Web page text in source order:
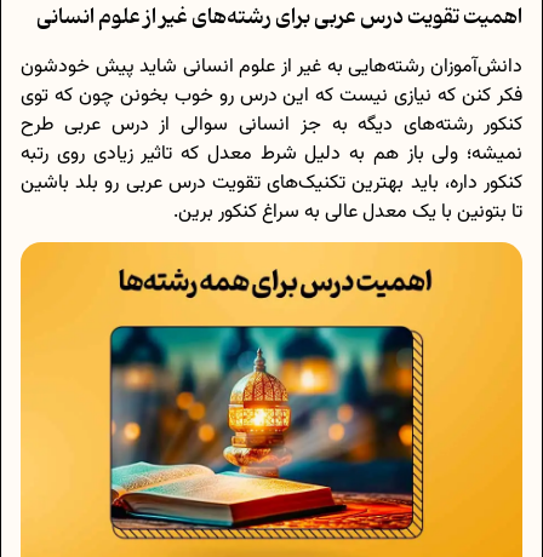
اهمیت تقویت درس عربی برای رشته‌های غیر از علوم انسانی
دانش‌آموز‌ان رشته‌هایی به غیر از علوم انسانی شاید پیش خودشون
فکر کنن که نیازی نیست که این درس رو خوب بخونن چون که توی
کنکور رشته‌های دیگه به جز انسانی سوالی از درس عربی طرح
نمیشه؛ ولی باز هم به دلیل شرط معدل که تاثیر زیادی روی رتبه
کنکور داره، باید بهترین تکنیک‌‌های تقویت درس عربی رو بلد باشین
تا بتونین با یک معدل عالی به سراغ کنکور برین.